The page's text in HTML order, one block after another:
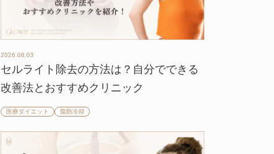
2026.08.03
セルライト除去の方法は？自分でできる
改善法とおすすめクリニック
医療ダイエット 脂肪冷却